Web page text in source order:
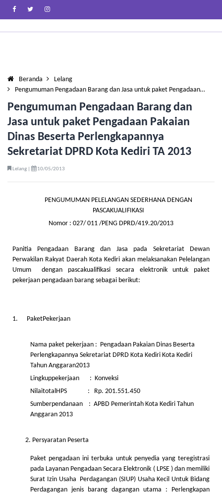
Beranda
Lelang
Pengumuman Pengadaan Barang dan Jasa untuk paket Pengadaan…
Pengumuman Pengadaan Barang dan
Jasa untuk paket Pengadaan Pakaian
Dinas Beserta Perlengkapannya
Sekretariat DPRD Kota Kediri TA 2013
Lelang | 10/05/2013
PENGUMUMAN PELELANGAN SEDERHANA DENGAN
PASCAKUALIFIKASI
Nomor : 027/ 011 /PENG DPRD/419.20/2013
Panitia Pengadaan Barang dan Jasa pada Sekretariat Dewan
Perwakilan Rakyat Daerah Kota Kediri akan melaksanakan Pelelangan
Umum dengan pascakualifikasi secara elektronik untuk paket
pekerjaan pengadaan barang sebagai berikut:
1. PaketPekerjaan
Nama paket pekerjaan : Pengadaan Pakaian Dinas Beserta
Perlengkapannya Sekretariat DPRD Kota Kediri Kota Kediri
Tahun Anggaran2013
Lingkuppekerjaan : Konveksi
NilaitotalHPS : Rp. 201.551.450
Sumberpendanaan : APBD Pemerintah Kota Kediri Tahun
Anggaran 2013
Persyaratan Peserta
Paket pengadaan ini terbuka untuk penyedia yang teregistrasi
pada Layanan Pengadaan Secara Elektronik ( LPSE ) dan memiliki
Surat Izin Usaha Perdagangan (SIUP) Usaha Kecil Untuk Bidang
Perdagangan jenis barang dagangan utama : Perlengkapan